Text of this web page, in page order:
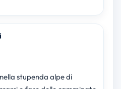
stupenda alpe di